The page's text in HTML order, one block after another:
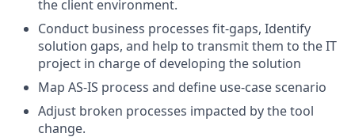
the client environment.
Conduct business processes fit-gaps, Identify
solution gaps, and help to transmit them to the IT
project in charge of developing the solution
Map AS-IS process and define use-case scenario
Adjust broken processes impacted by the tool
change.